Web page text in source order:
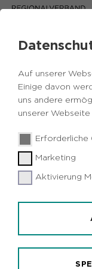
Auf unserer
Einige davon
uns andere
unserer Webseite
Erforderliche
Marketing
Aktivierung
Zurück
Dortmund
Preis
Dortmund
"INFamilie
Bildung des